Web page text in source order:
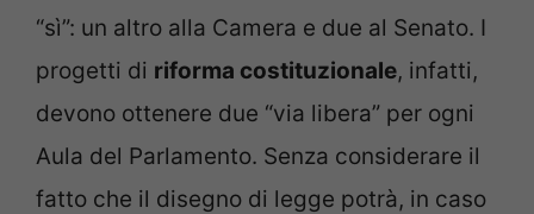
“sì”: un altro alla Camera e due al Senato. I
progetti di riforma costituzionale, infatti,
devono ottenere due “via libera” per ogni
Aula del Parlamento. Senza considerare il
fatto che il disegno di legge potrà, in caso